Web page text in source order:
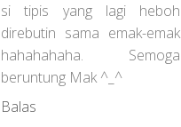
si tipis yang lagi heboh
direbutin sama emak-emak
hahahahaha. Semoga
beruntung Mak ^_^
Balas